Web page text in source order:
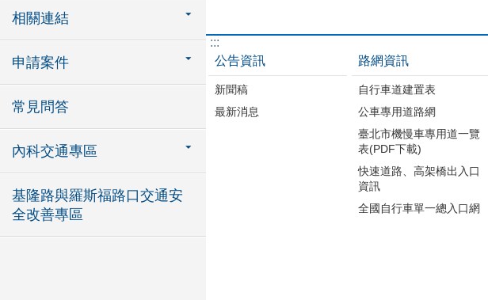
相關連結
申請案件
常見問答
內科交通專區
基隆路與羅斯福路口交通安
全改善專區
:::
公告資訊
新聞稿
最新消息
路網資訊
自行車道建置表
公車專用道路網
臺北市機慢車專用道一覽
表(PDF下載)
快速道路、高架橋出入口
資訊
全國自行車單一總入口網